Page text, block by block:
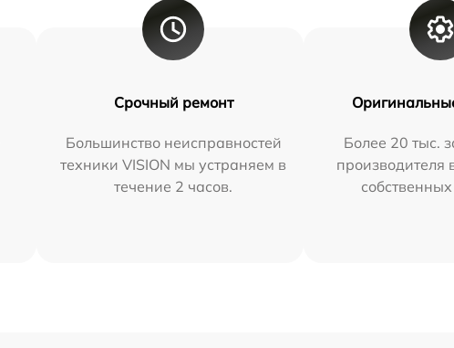
Срочный ремонт
Большинство неисправностей
техники VISION мы устраняем в
течение 2 часов.
Более 20 тыс.
производителя